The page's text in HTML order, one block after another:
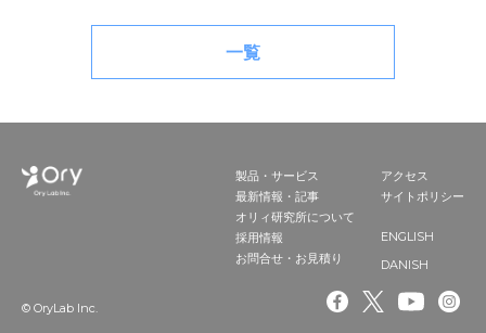
一覧
製品・サービス
最新情報・記事
オリィ研究所について
採用情報
お問合せ・お見積り
アクセス
サイトポリシー
ENGLISH
DANISH
© OryLab Inc.